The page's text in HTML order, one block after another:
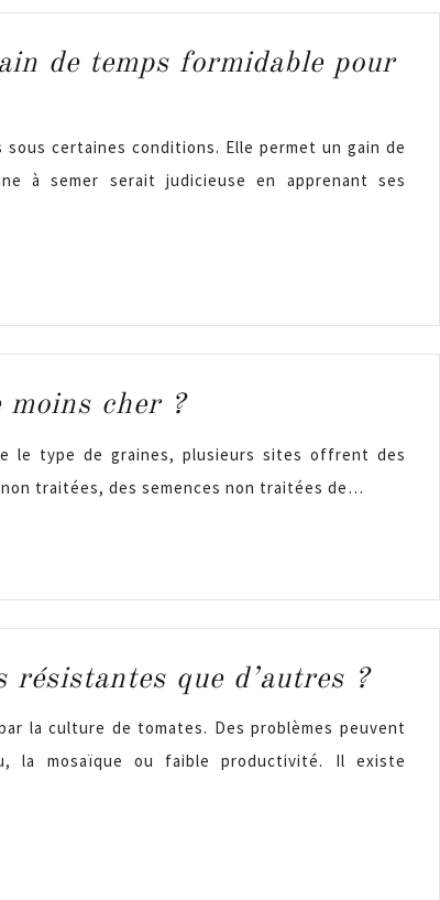
de temps formidable pour
sous certaines conditions. Elle permet un gain de
à semer serait judicieuse en apprenant ses
moins cher ?
le type de graines, plusieurs sites offrent des
traitées, des semences non traitées de…
que d’autres ?
la culture de tomates. Des problèmes peuvent
la mosaïque ou faible productivité. Il existe